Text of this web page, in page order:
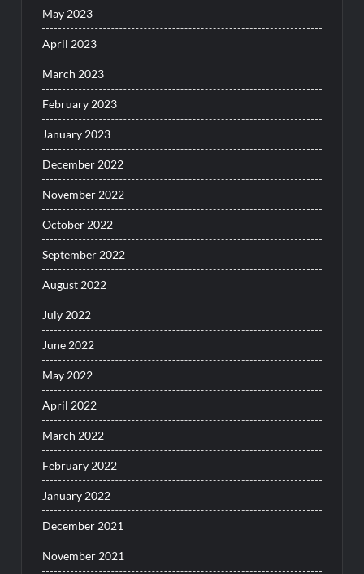
May 2023
April 2023
March 2023
February 2023
January 2023
December 2022
November 2022
October 2022
September 2022
August 2022
July 2022
June 2022
May 2022
April 2022
March 2022
February 2022
January 2022
December 2021
November 2021